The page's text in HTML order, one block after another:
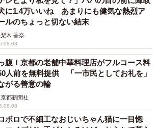
に1.4万いいね あまりにも健気な熱烈ア
ルのちょっと切ない結末
梨木 香奈
腹！京都の老舗中華料理店がフルコース料
人前を無料提供 「一市民としてお礼を」
がる善意の輪
京都新聞社
ボロで不細工なおじいちゃん猫に一目惚